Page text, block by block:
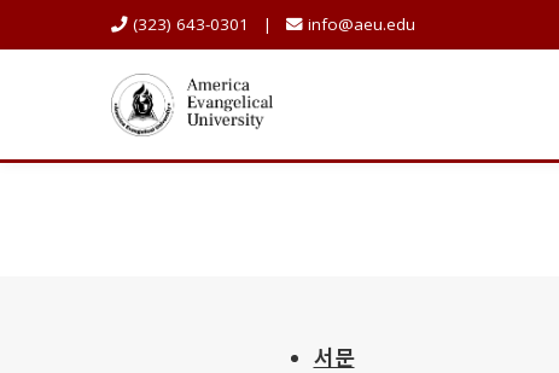
(323) 643-0301 | info@aeu.edu
서문